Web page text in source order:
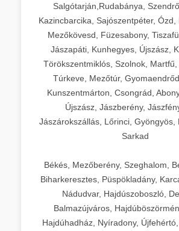
Salgótarján,Rudabánya,
Kazincbarcika, Sajószentpéter, Ózd,
Mezőkövesd, Füzesabony,
Jászapáti, Kunhegyes, Újszász,
Törökszentmiklós, Szolnok, Martfű,
Túrkeve, Mezőtúr,
Kunszentmárton, Csongrád,
Újszász, Jászberény,
Jászárokszállás, Lőrinci, Gyöngyös,
Sarkad
Békés, Mezőberény, Szeghalom,
Biharkeresztes, Püspökladány,
Nádudvar, Hajdúszoboszló,
Balmazújváros,
Hajdúhadház, Nyíradony,